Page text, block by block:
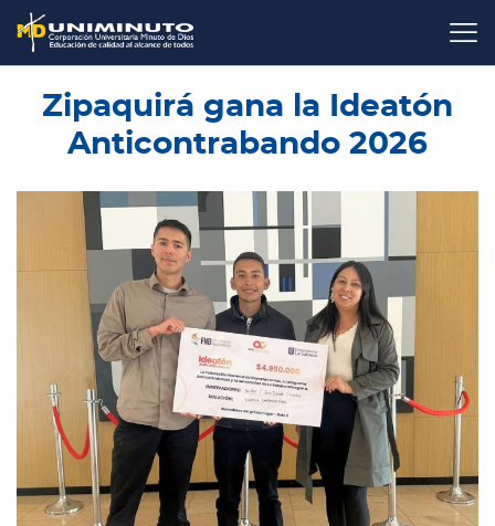
Pasar
contenido
principal
Zipaquirá gana la Ideatón
Anticontrabando 2026